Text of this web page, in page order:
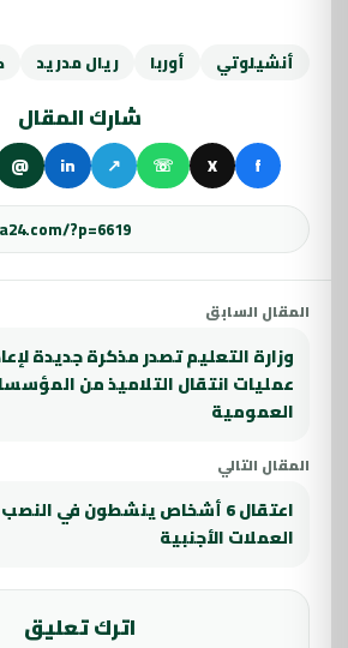
أنشيلوتي أوربا ريال مدريد
شارك المقال
f
X
☏
↗
in
@
المقال السابق
وزارة التعليم تصدر مذكرة جديدة
عمليات انتقال التلاميذ من
العمومية
المقال التالي
اعتقال 6 أشخاص ينشطون في
العملات الأجنبية
اترك تعليق